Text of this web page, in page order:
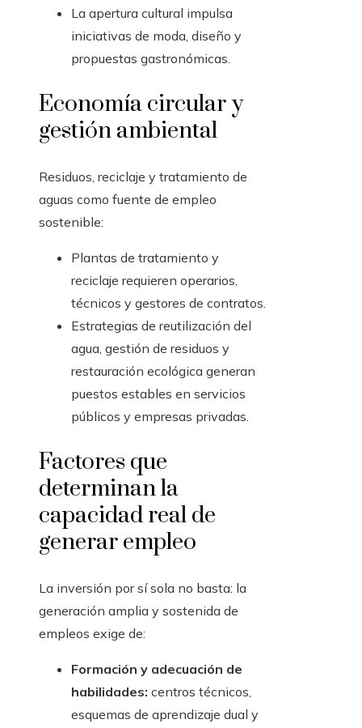
La apertura cultural impulsa
iniciativas de moda, diseño y
propuestas gastronómicas.
Economía circular y
gestión ambiental
Residuos, reciclaje y tratamiento de
aguas como fuente de empleo
sostenible:
Plantas de tratamiento y
reciclaje requieren operarios,
técnicos y gestores de contratos.
Estrategias de reutilización del
agua, gestión de residuos y
restauración ecológica generan
puestos estables en servicios
públicos y empresas privadas.
Factores que
determinan la
capacidad real de
generar empleo
La inversión por sí sola no basta: la
generación amplia y sostenida de
empleos exige de:
Formación y adecuación de
habilidades: centros técnicos,
esquemas de aprendizaje dual y